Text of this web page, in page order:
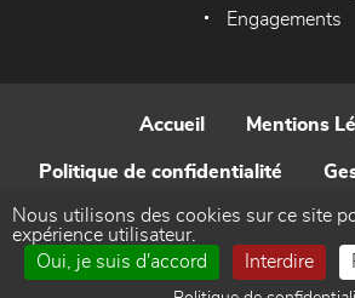
Engagements
Accueil Mentions
Politique de confidentialité
Contact
Réalisé par WEB
Nous utilisons des cookies sur ce site
expérience utilisateur.
Oui, je suis d'accord
Interdire